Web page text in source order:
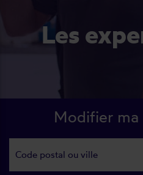
Les experts du volet
Modifier ma